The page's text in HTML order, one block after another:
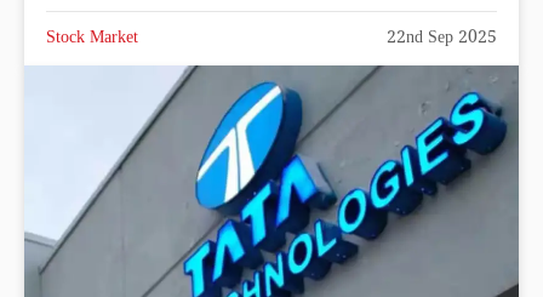
Stock Market 22nd Sep 2025